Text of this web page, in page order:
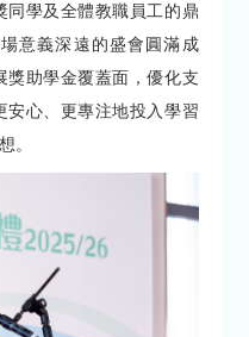
同學及全體教職員工的鼎
意義深遠的盛會圓滿成
獎助學金覆蓋面，優化支
安心、更專注地投入學習
。